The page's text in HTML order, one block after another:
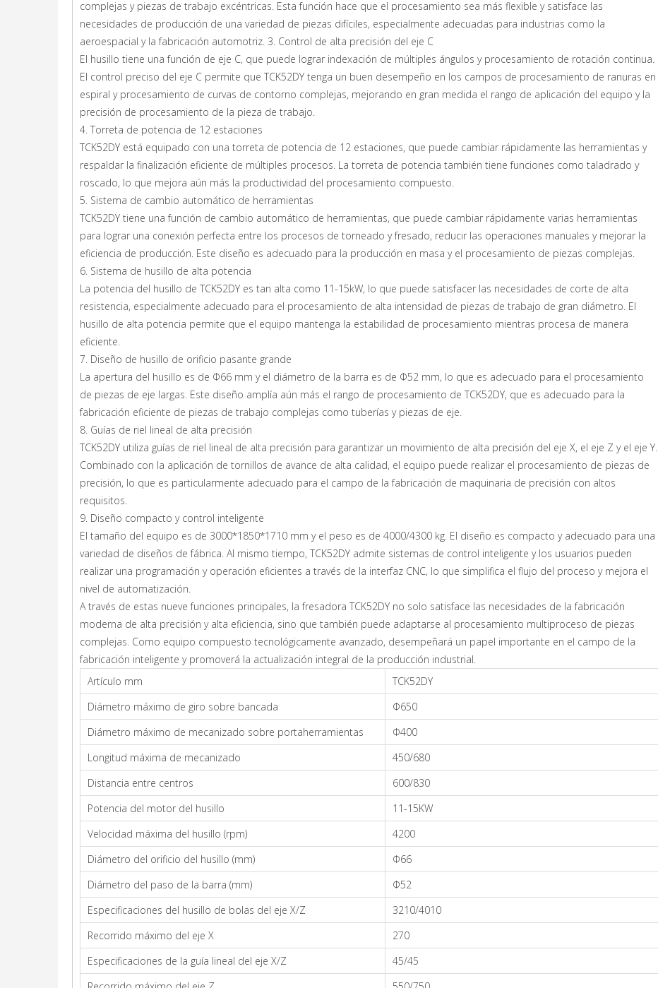
complejas y piezas de trabajo excéntricas. Esta función hace que el procesamiento sea más flexible y satisface las
necesidades de producción de una variedad de piezas difíciles, especialmente adecuadas para industrias como la
aeroespacial y la fabricación automotriz. 3. Control de alta precisión del eje C
El husillo tiene una función de eje C, que puede lograr indexación de múltiples ángulos y procesamiento de rotación continua.
El control preciso del eje C permite que TCK52DY tenga un buen desempeño en los campos de procesamiento de ranuras en
espiral y procesamiento de curvas de contorno complejas, mejorando en gran medida el rango de aplicación del equipo y la
precisión de procesamiento de la pieza de trabajo.
4. Torreta de potencia de 12 estaciones
TCK52DY está equipado con una torreta de potencia de 12 estaciones, que puede cambiar rápidamente las herramientas y
respaldar la finalización eficiente de múltiples procesos. La torreta de potencia también tiene funciones como taladrado y
roscado, lo que mejora aún más la productividad del procesamiento compuesto.
5. Sistema de cambio automático de herramientas
TCK52DY tiene una función de cambio automático de herramientas, que puede cambiar rápidamente varias herramientas
para lograr una conexión perfecta entre los procesos de torneado y fresado, reducir las operaciones manuales y mejorar la
eficiencia de producción. Este diseño es adecuado para la producción en masa y el procesamiento de piezas complejas.
6. Sistema de husillo de alta potencia
La potencia del husillo de TCK52DY es tan alta como 11-15kW, lo que puede satisfacer las necesidades de corte de alta
resistencia, especialmente adecuado para el procesamiento de alta intensidad de piezas de trabajo de gran diámetro. El
husillo de alta potencia permite que el equipo mantenga la estabilidad de procesamiento mientras procesa de manera
eficiente.
7. Diseño de husillo de orificio pasante grande
La apertura del husillo es de Φ66 mm y el diámetro de la barra es de Φ52 mm, lo que es adecuado para el procesamiento
de piezas de eje largas. Este diseño amplía aún más el rango de procesamiento de TCK52DY, que es adecuado para la
fabricación eficiente de piezas de trabajo complejas como tuberías y piezas de eje.
8. Guías de riel lineal de alta precisión
TCK52DY utiliza guías de riel lineal de alta precisión para garantizar un movimiento de alta precisión del eje X, el eje Z y el eje Y.
Combinado con la aplicación de tornillos de avance de alta calidad, el equipo puede realizar el procesamiento de piezas de
precisión, lo que es particularmente adecuado para el campo de la fabricación de maquinaria de precisión con altos
requisitos.
9. Diseño compacto y control inteligente
El tamaño del equipo es de 3000*1850*1710 mm y el peso es de 4000/4300 kg. El diseño es compacto y adecuado para una
variedad de diseños de fábrica. Al mismo tiempo, TCK52DY admite sistemas de control inteligente y los usuarios pueden
realizar una programación y operación eficientes a través de la interfaz CNC, lo que simplifica el flujo del proceso y mejora el
nivel de automatización.
A través de estas nueve funciones principales, la fresadora TCK52DY no solo satisface las necesidades de la fabricación
moderna de alta precisión y alta eficiencia, sino que también puede adaptarse al procesamiento multiproceso de piezas
complejas. Como equipo compuesto tecnológicamente avanzado, desempeñará un papel importante en el campo de la
fabricación inteligente y promoverá la actualización integral de la producción industrial.
Artículo mm
TCK52DY
Diámetro máximo de giro sobre bancada
Φ650
Diámetro máximo de mecanizado sobre portaherramientas
Φ400
Longitud máxima de mecanizado
450/680
Distancia entre centros
600/830
Potencia del motor del husillo
11-15KW
Velocidad máxima del husillo (rpm)
4200
Diámetro del orificio del husillo (mm)
Φ66
Diámetro del paso de la barra (mm)
Φ52
Especificaciones del husillo de bolas del eje X/Z
3210/4010
Recorrido máximo del eje X
270
Especificaciones de la guía lineal del eje X/Z
45/45